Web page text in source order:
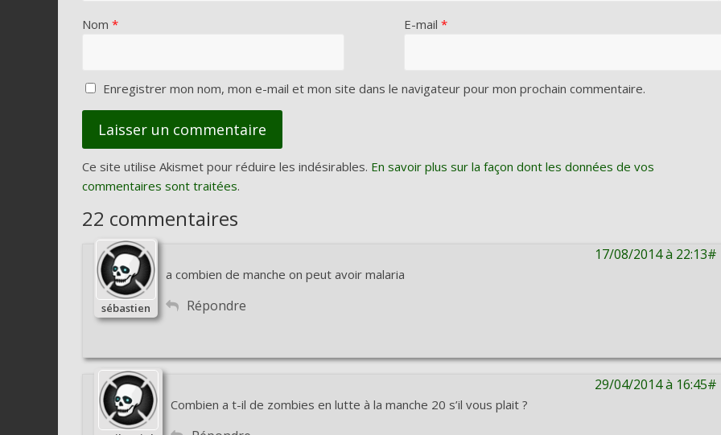
Nom * E-mail *
Enregistrer mon nom, mon e-mail et mon site dans le navigateur pour mon prochain commentaire.
Ce site utilise Akismet pour réduire les indésirables. En savoir plus sur la façon dont les données de vos
commentaires sont traitées.
22 commentaires
17/08/2014 à 22:13#
sébastien
a combien de manche on peut avoir malaria
Répondre
29/04/2014 à 16:45#
Combien a t-il de zombies en lutte à la manche 20 s’il vous plait ?